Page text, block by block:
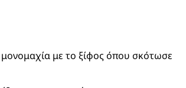
με το ξίφος όπου σκότωσε